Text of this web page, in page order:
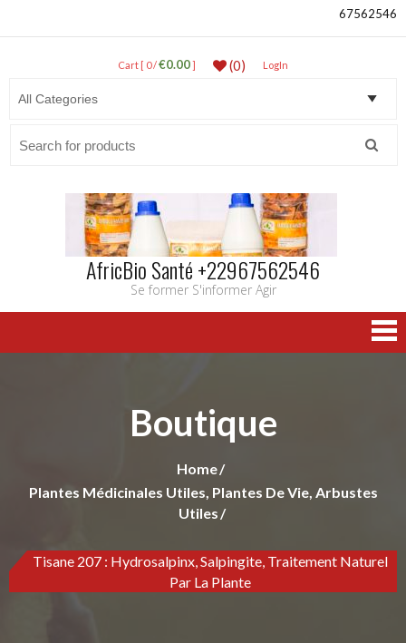
67562546
Cart [ 0 /€0.00] (0) LogIn
AfricBio Santé +22967562546
Se former S'informer Agir
Boutique
Home
Plantes Médicinales Utiles, Plantes De Vie, Arbustes
Utiles
Tisane 207 : Hydrosalpinx, Salpingite, Traitement Naturel
Par La Plante